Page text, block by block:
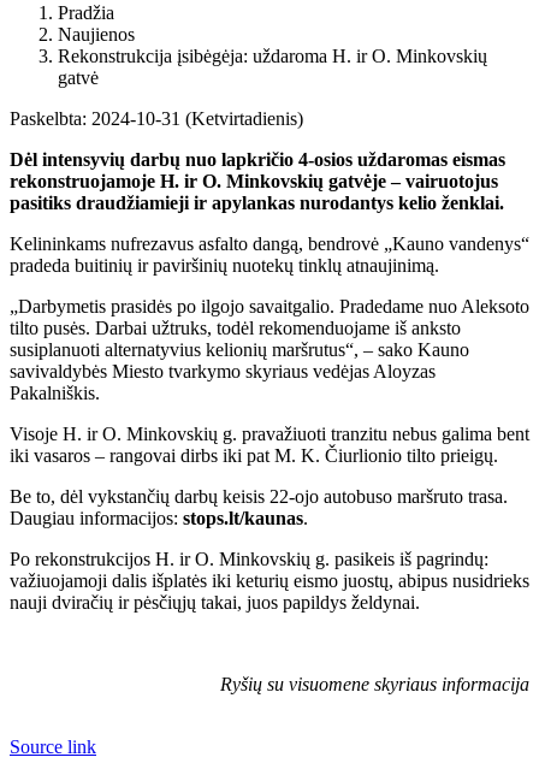
Pradžia
Naujienos
Rekonstrukcija įsibėgėja: uždaroma H. ir O. Minkovskių
gatvė
Paskelbta: 2024-10-31 (Ketvirtadienis)
Dėl intensyvių darbų nuo lapkričio 4-osios uždaromas eismas
rekonstruojamoje H. ir O. Minkovskių gatvėje – vairuotojus
pasitiks draudžiamieji ir apylankas nurodantys kelio ženklai.
Kelininkams nufrezavus asfalto dangą, bendrovė „Kauno vandenys“
pradeda buitinių ir paviršinių nuotekų tinklų atnaujinimą.
„Darbymetis prasidės po ilgojo savaitgalio. Pradedame nuo Aleksoto
tilto pusės. Darbai užtruks, todėl rekomenduojame iš anksto
susiplanuoti alternatyvius kelionių maršrutus“, – sako Kauno
savivaldybės Miesto tvarkymo skyriaus vedėjas Aloyzas
Pakalniškis.
Visoje H. ir O. Minkovskių g. pravažiuoti tranzitu nebus galima bent
iki vasaros – rangovai dirbs iki pat M. K. Čiurlionio tilto prieigų.
Be to, dėl vykstančių darbų keisis 22-ojo autobuso maršruto trasa.
Daugiau informacijos: stops.lt/kaunas.
Po rekonstrukcijos H. ir O. Minkovskių g. pasikeis iš pagrindų:
važiuojamoji dalis išplatės iki keturių eismo juostų, abipus nusidrieks
nauji dviračių ir pėsčiųjų takai, juos papildys želdynai.
Ryšių su visuomene skyriaus informacija
Source link